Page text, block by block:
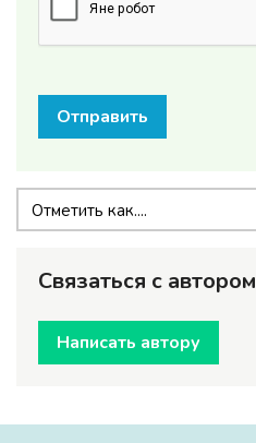
Отправить
Связаться с автором
Написать автору